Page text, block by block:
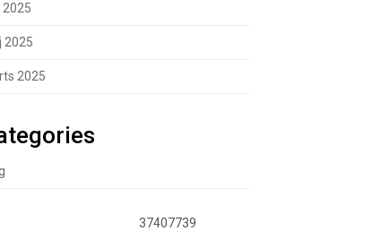
2025
2025
2025
37407739